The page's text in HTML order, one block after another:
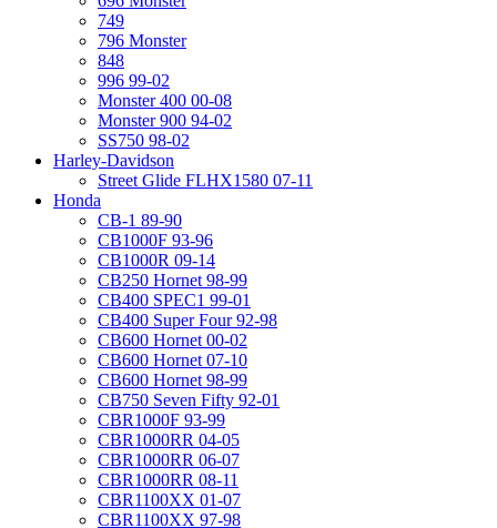
749
796 Monster
848
996 99-02
Monster 400 00-08
Monster 900 94-02
SS750 98-02
Harley-Davidson
Street Glide FLHX1580 07-11
Honda
CB-1 89-90
CB1000F 93-96
CB1000R 09-14
CB250 Hornet 98-99
CB400 SPEC1 99-01
CB400 Super Four 92-98
CB600 Hornet 00-02
CB600 Hornet 07-10
CB600 Hornet 98-99
CB750 Seven Fifty 92-01
CBR1000F 93-99
CBR1000RR 04-05
CBR1000RR 06-07
CBR1000RR 08-11
CBR1100XX 01-07
CBR1100XX 97-98